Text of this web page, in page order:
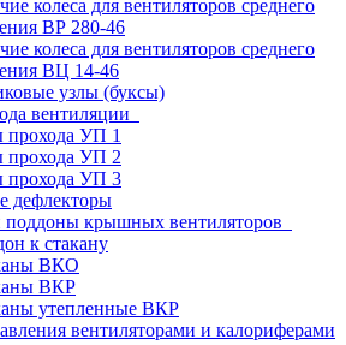
колеса для вентиляторов среднего
ВР 280-46
колеса для вентиляторов среднего
ВЦ 14-46
узлы (буксы)
вентиляции
прохода УП 1
прохода УП 2
прохода УП 3
дефлекторы
поддоны крышных вентиляторов
к стакану
ВКО
ВКР
утепленные ВКР
вентиляторами и калориферами